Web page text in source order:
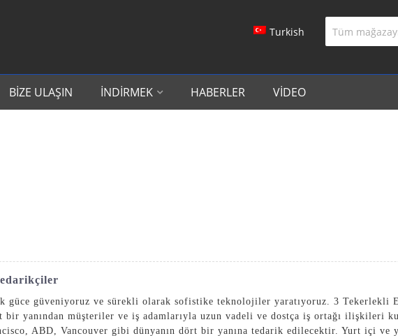
Turkish
BIZE ULAŞIN İNDIRMEK HABERLER VIDEO
güce güveniyoruz ve sürekli olarak sofistike teknolojiler yaratıyoruz. 3 Tekerlekli
bir yanından müşteriler ve iş adamlarıyla uzun vadeli ve dostça iş ortağı ilişkileri
ABD, Vancouver gibi dünyanın dört bir yanına tedarik edilecektir. Yurt içi ve